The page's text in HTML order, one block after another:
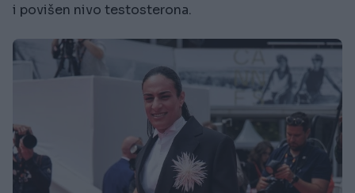
i povišen nivo testosterona.